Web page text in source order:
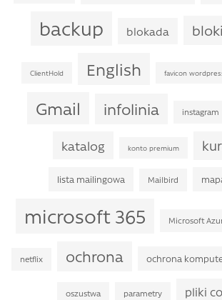
backup blokada bloki
ClientHold English favicon
Gmail infolinia instagram
katalog konto premium
lista mailingowa Mailbird
microsoft 365 Microsoft
netflix ochrona ochrona
oszustwa parametry pliki